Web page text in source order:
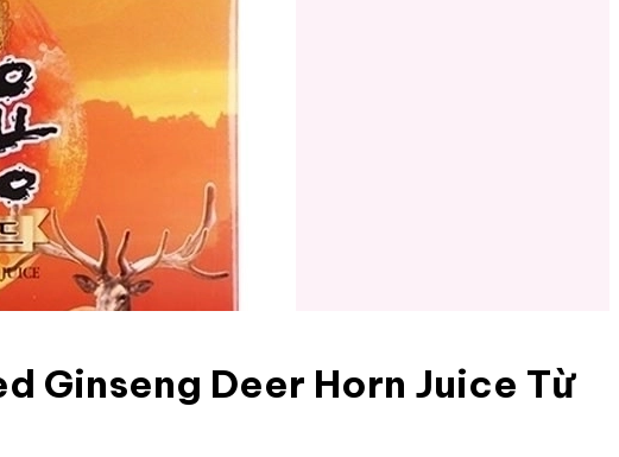
Ginseng Deer Horn Juice Từ